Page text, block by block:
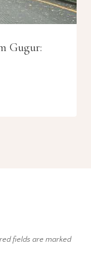
Gugur:
fields are marked